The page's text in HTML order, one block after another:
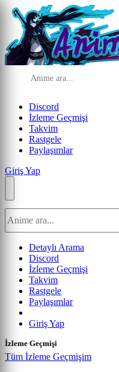
Discord
İzleme Geçmişi
Takvim
Rastgele
Paylaşımlar
Giriş Yap
Detaylı Arama
Discord
İzleme Geçmişi
Takvim
Rastgele
Paylaşımlar
Giriş Yap
İzleme Geçmişi
Tüm İzleme Geçmişim